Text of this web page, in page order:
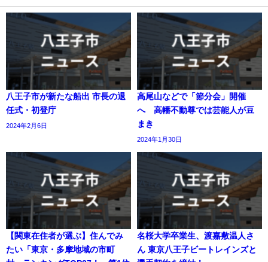
八王子市が新たな船出 市長の退
任式・初登庁
2024年2月6日
高尾山などで「節分会」開催
へ 高幡不動尊では芸能人が豆
まき
2024年1月30日
【関東在住者が選ぶ】住んでみ
たい「東京・多摩地域の市町
名桜大学卒業生、渡嘉敷温人さ
ん 東京八王子ビートレインズと